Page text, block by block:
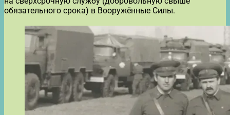
обязательного срока) в Вооружённые Силы.